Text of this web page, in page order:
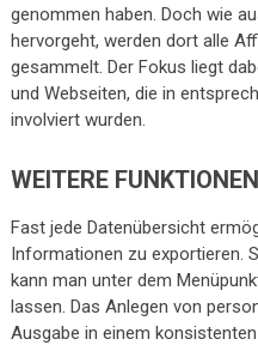
genommen haben. Doch wie
hervorgeht, werden dort alle
gesammelt. Der Fokus liegt
und Webseiten, die in
involviert wurden.
WEITERE FUNKTIONEN
Fast jede Datenübersicht
Informationen zu exportieren.
kann man unter dem
lassen. Das Anlegen von
Ausgabe in einem